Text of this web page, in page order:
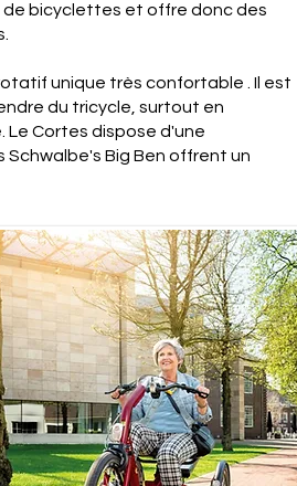
bicyclettes et offre donc des
unique très confortable . Il est
du tricycle, surtout en
Le Cortes dispose d'une
Big Ben offrent un